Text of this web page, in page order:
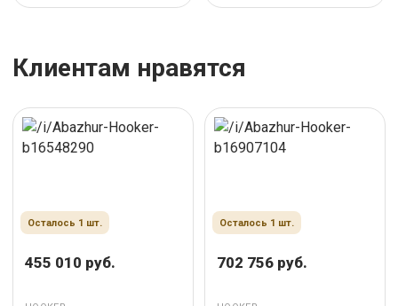
Клиентам нравятся
Осталось 1 шт.
455 010 руб.
Осталось 1 шт.
702 756 руб.